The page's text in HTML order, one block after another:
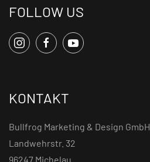
FOLLOW US
KONTAKT
Bullfrog Marketing & Design GmbH
Landwehrstr. 32
96247 Michelau